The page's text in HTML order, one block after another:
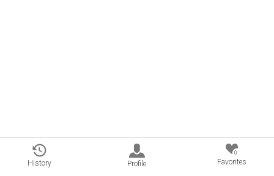
History Profile
0
Favorites